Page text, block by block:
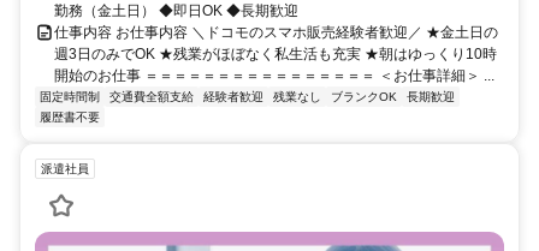
勤務（金土日） ◆即日OK ◆長期歓迎
仕事内容 お仕事内容 ＼ドコモのスマホ販売経験者歓迎／ ★金土日の
週3日のみでOK ★残業がほぼなく私生活も充実 ★朝はゆっくり10時
開始のお仕事 ＝＝＝＝＝＝＝＝＝＝＝＝＝＝＝＝ ＜お仕事詳細＞ ...
固定時間制 交通費全額支給 経験者歓迎 残業なし ブランクOK
長期歓迎
履歴書不要
派遣社員